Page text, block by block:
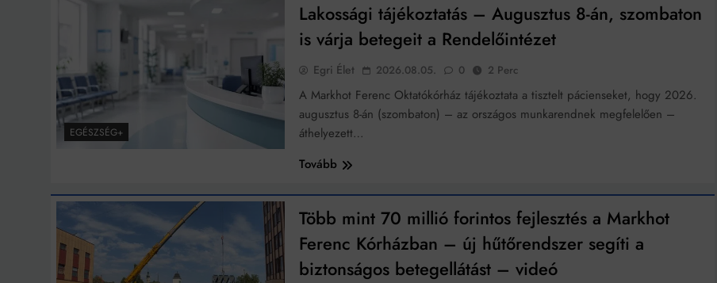
EGÉSZSÉG+
Lakossági tájékoztatás – Augusztus 8-án, szombaton
is várja betegeit a Rendelőintézet
Egri Élet 2026.08.05. 0 2 Perc
A Markhot Ferenc Oktatókórház tájékoztata a tisztelt pácienseket, hogy 2026.
augusztus 8-án (szombaton) – az országos munkarendnek megfelelően –
áthelyezett…
Tovább
Több mint 70 millió forintos fejlesztés a Markhot
Ferenc Kórházban – új hűtőrendszer segíti a
biztonságos betegellátást – videó